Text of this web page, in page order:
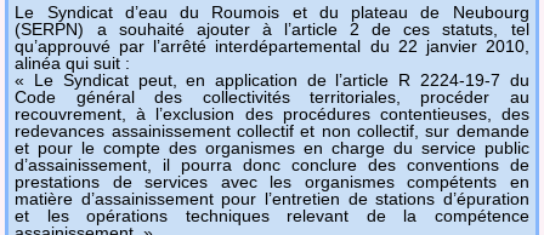
Le Syndicat d’eau du Roumois et du plateau de Neubourg
(SERPN) a souhaité ajouter à l’article 2 de ces statuts, tel
qu’approuvé par l’arrêté interdépartemental du 22 janvier 2010,
alinéa qui suit :
« Le Syndicat peut, en application de l’article R 2224-19-7 du
Code général des collectivités territoriales, procéder au
recouvrement, à l’exclusion des procédures contentieuses, des
redevances assainissement collectif et non collectif, sur demande
et pour le compte des organismes en charge du service public
d’assainissement, il pourra donc conclure des conventions de
prestations de services avec les organismes compétents en
matière d’assainissement pour l’entretien de stations d’épuration
et les opérations techniques relevant de la compétence